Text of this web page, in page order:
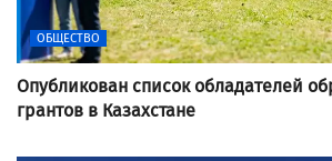
ОБЩЕСТВО
Опубликован список обладателей
грантов в Казахстане